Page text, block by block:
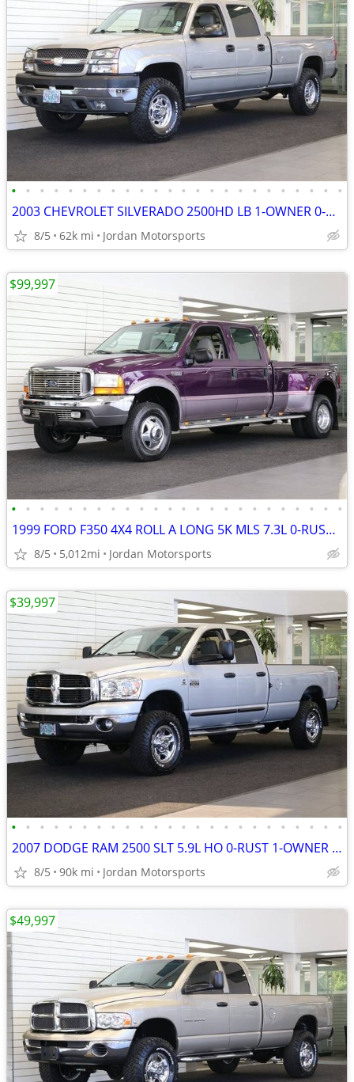
• • • • • • • • • • • • • • • • • • • • • • • •
2003 CHEVROLET SILVERADO 2500HD LB 1-OWNER 0-RUST 8.1L 2004 2005 2006
8/5 62k mi Jordan Motorsports
• • • • • • • • • • • • • • • • • • • • • • • •
1999 FORD F350 4X4 ROLL A LONG 5K MLS 7.3L 0-RUST F-350 2000 2001 2002
8/5 5,012mi Jordan Motorsports
$99,997
• • • • • • • • • • • • • • • • • • • • • • • •
2007 DODGE RAM 2500 SLT 5.9L HO 0-RUST 1-OWNER 89K 3500 2006 2005 2004
8/5 90k mi Jordan Motorsports
$39,997
$49,997